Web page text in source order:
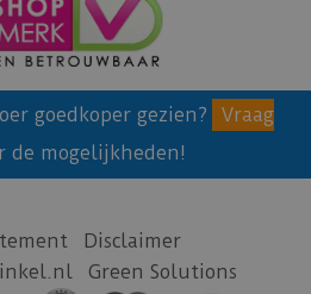
goedkoper gezien?
Vraag
de mogelijkheden!
Disclaimer
Green Solutions